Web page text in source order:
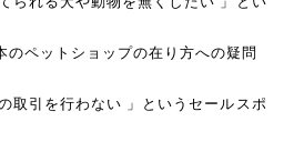
ペットショップの在り方への疑問
取引を行わない 」というセールスポ